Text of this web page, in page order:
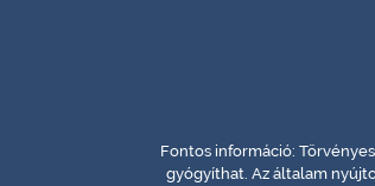
Fontos információ:
gyógyíthat. Az általam